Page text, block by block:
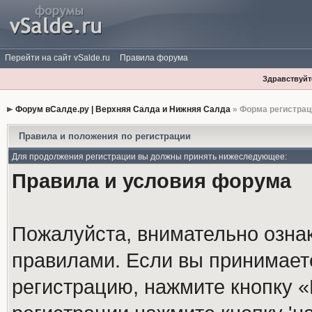
Перейти на сайт vSalde.ru Правила форума
Форум вСалде.ру | Верхняя Салда и Нижняя Салда» Форма
Правила и положения по регистрации
Для продолжения регистрации вы должны принять нижеследующее:
Правила и условия форума
Пожалуйста, внимательно
правилами. Если вы
регистрацию, нажмите кнопку